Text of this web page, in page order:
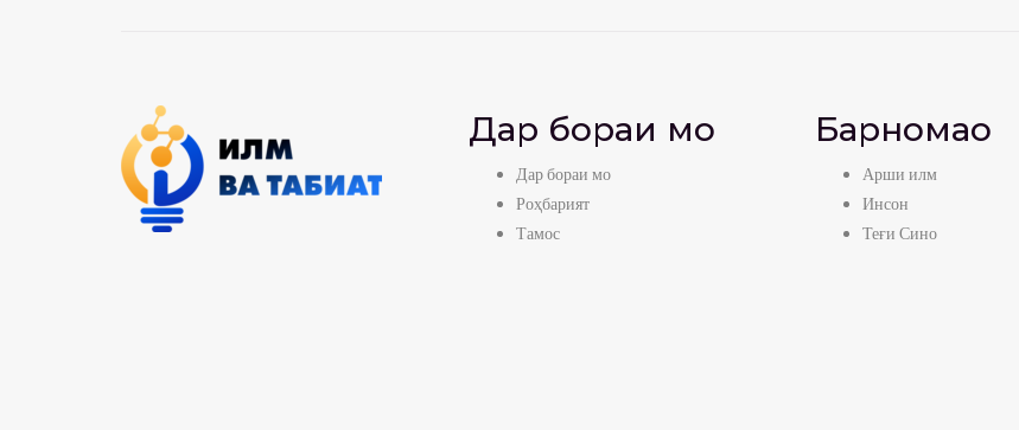
Дар бораи мо
Дар бораи мо
Роҳбарият
Тамос
Барномаҳо
Арши илм
Инсон
Теғи Сино